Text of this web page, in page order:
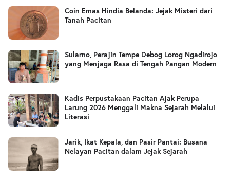
Coin Emas Hindia Belanda: Jejak Misteri dari
Tanah Pacitan
Sularno, Perajin Tempe Debog Lorog Ngadirojo
yang Menjaga Rasa di Tengah Pangan Modern
Kadis Perpustakaan Pacitan Ajak Perupa
Larung 2026 Menggali Makna Sejarah Melalui
Literasi
Jarik, Ikat Kepala, dan Pasir Pantai: Busana
Nelayan Pacitan dalam Jejak Sejarah